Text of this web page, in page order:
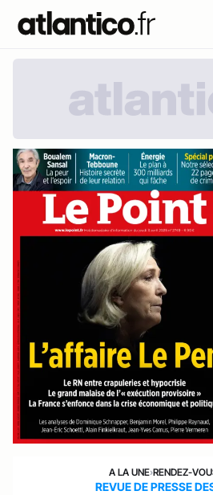
A LA UNE›RENDEZ-
REVUE DE PRESSE